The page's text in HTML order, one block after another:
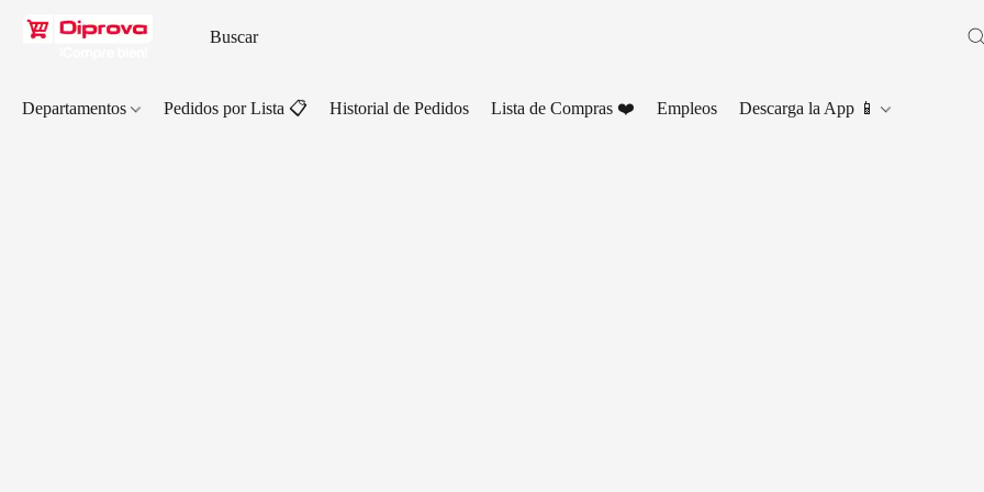
Departamentos Pedidos por Lista 📋 Historial de Pedidos Lista de Compras ❤️ Empleos Descarga la App 📱